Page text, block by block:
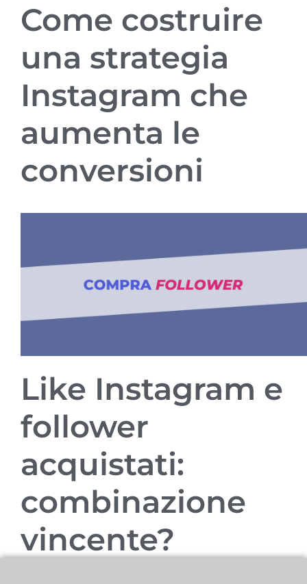
Come costruire
una strategia
Instagram che
aumenta le
conversioni
Like Instagram e
follower
acquistati:
combinazione
vincente?